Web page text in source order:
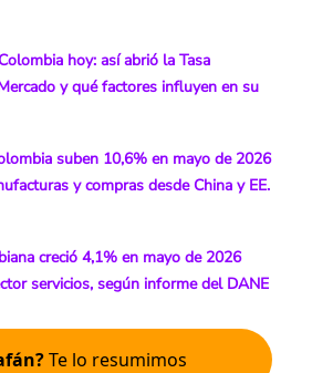
hoy: así abrió la Tasa
y qué factores influyen en su
suben 10,6% en mayo de 2026
y compras desde China y EE.
creció 4,1% en mayo de 2026
servicios, según informe del DANE
Te lo resumimos